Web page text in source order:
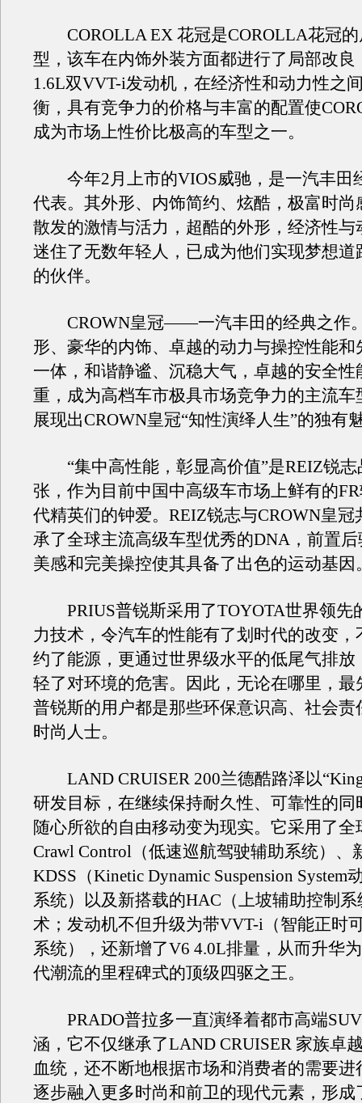
COROLLA EX 花冠是COROLLA花冠的
型，该车在内饰外装方面都进行了局部改良
1.6L双VVT-i发动机，在经济性和动力性之
衡，具有竞争力的价格与丰富的配置使
成为市场上性价比极高的车型之一。
今年2月上市的VIOS威驰，是一汽丰田
代表。其外形、内饰简约、炫酷，极富时尚
散发的激情与活力，超酷的外形，经济性与
迷住了无数年轻人，已成为他们实现梦想道
的伙伴。
CROWN皇冠——一汽丰田的经典之作
形、豪华的内饰、卓越的动力与操控性能和
一体，和谐静谧、沉稳大气，卓越的安全性
重，成为高档车市极具市场竞争力的主流车
展现出CROWN皇冠“知性演绎人生”的独有
“集中高性能，彰显高价值”是REIZ锐志
张，作为目前中国中高级车市场上鲜有的
代精英们的钟爱。REIZ锐志与CROWN皇冠
承了全球主流高级车型优秀的DNA，前置
美感和完美操控使其具备了出色的运动基因
PRIUS普锐斯采用了TOYOTA世界领先
力技术，令汽车的性能有了划时代的改变，
约了能源，更通过世界级水平的低尾气排放
轻了对环境的危害。因此，无论在哪里，最
普锐斯的用户都是那些环保意识高、社会责
时尚人士。
LAND CRUISER 200兰德酷路泽以
研发目标，在继续保持耐久性、可靠性的同
随心所欲的自由移动变为现实。它采用了全
Crawl Control（低速巡航驾驶辅助系统）、
KDSS（Kinetic Dynamic Suspension System
系统）以及新搭载的HAC（上坡辅助控制
术；发动机不但升级为带VVT-i（智能正时
系统），还新增了V6 4.0L排量，从而升华
代潮流的里程碑式的顶级四驱之王。
PRADO普拉多一直演绎着都市高端
涵，它不仅继承了LAND CRUISER 家族卓
血统，还不断地根据市场和消费者的需要进
逐步融入更多时尚和前卫的现代元素，形成